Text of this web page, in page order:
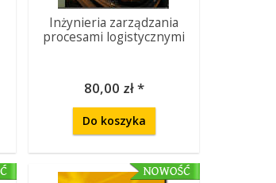
Inżynieria zarządzania
procesami logistycznymi
80,00 zł *
Do koszyka